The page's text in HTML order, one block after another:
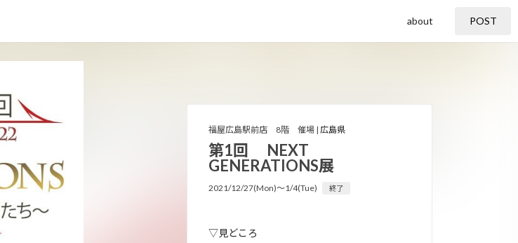
about POST
福屋広島駅前店 8階 催場 | 広島県
第1回 NEXT
GENERATIONS展
2021/12/27(Mon)〜1/4(Tue) 終了
▽見どころ